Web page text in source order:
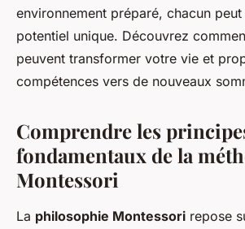
environnement préparé, chacun
potentiel unique. Découvrez
peuvent transformer votre vie et
compétences vers de nouveaux
Comprendre les
fondamentaux de la
Montessori
La philosophie Montessori repose